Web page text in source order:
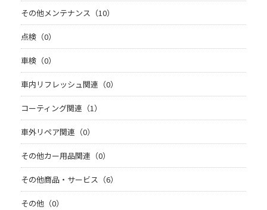
その他メンテナンス（10）
点検（0）
車検（0）
車内リフレッシュ関連（0）
コーティング関連（1）
車外リペア関連（0）
その他カー用品関連（0）
その他商品・サービス（6）
その他（0）